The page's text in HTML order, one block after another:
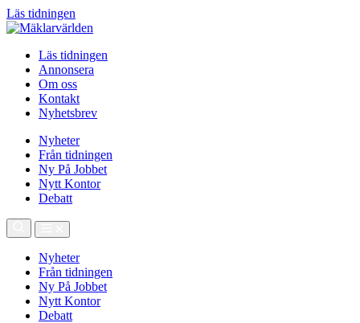
Läs tidningen
Läs tidningen
Annonsera
Om oss
Kontakt
Nyhetsbrev
Nyheter
Från tidningen
Ny På Jobbet
Nytt Kontor
Debatt
Nyheter
Från tidningen
Ny På Jobbet
Nytt Kontor
Debatt